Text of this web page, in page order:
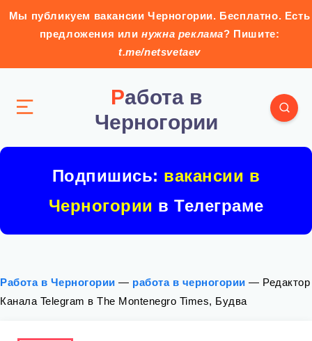
Мы публикуем вакансии Черногории. Бесплатно. Есть
предложения илинужна реклама? Пишите:
t.me/netsvetaev
Работа в
Черногории
Подпишись: вакансии в
Черногории в Телеграме
Работа в Черногории — работа в черногории — Редактор
Канала Telegram в The Montenegro Times, Будва